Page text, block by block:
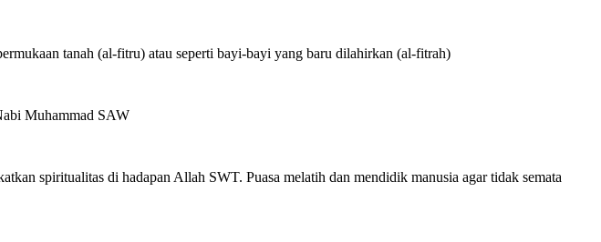
tanah (al-fitru) atau seperti bayi-bayi yang baru dilahirkan (al-fitrah)
Muhammad SAW
spiritualitas di hadapan Allah SWT. Puasa melatih dan mendidik manusia agar tidak semata